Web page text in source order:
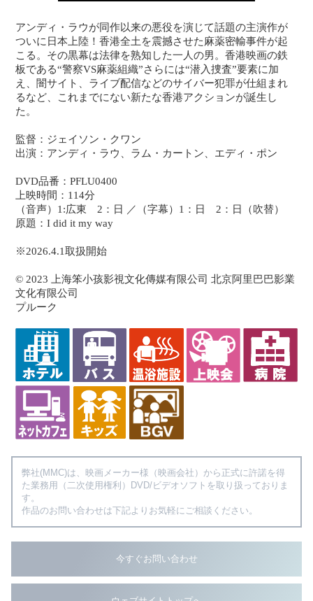
アンディ・ラウが同作以来の悪役を演じて話題の主演作が
ついに日本上陸！香港全土を震撼させた麻薬密輸事件が起
こる。その黒幕は法律を熟知した一人の男。香港映画の鉄
板である“警察VS麻薬組織”さらには“潜入捜査”要素に加
え、闇サイト、ライブ配信などのサイバー犯罪が仕組まれ
るなど、これまでにない新たな香港アクションが誕生し
た。
監督：ジェイソン・クワン
出演：アンディ・ラウ、ラム・カートン、エディ・ポン
DVD品番：PFLU0400
上映時間：114分
（音声）1:広東 2：日 ／（字幕）1：日 2：日（吹替）
原題：I did it my way
※2026.4.1取扱開始
© 2023 上海笨小孩影視文化傳媒有限公司 北京阿里巴巴影業
文化有限公司
プルーク
弊社(MMC)は、映画メーカー様（映画会社）から正式に許諾を得
た業務用（二次使用権利）DVD/ビデオソフトを取り扱っておりま
す。
作品のお問い合わせは下記よりお気軽にご相談ください。
今すぐお問い合わせ